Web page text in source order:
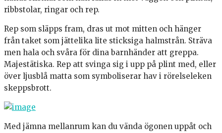
ribbstolar, ringar och rep.
Rep som släpps fram, dras ut mot mitten och hänger
från taket som jättelika lite sticksiga halmstrån. Sträva
men hala och svåra för dina barnhänder att greppa.
Majestätiska. Rep att svinga sig i upp på plint med, eller
över ljusblå matta som symboliserar hav i rörelseleken
skeppsbrott.
Med jämna mellanrum kan du vända ögonen uppåt och